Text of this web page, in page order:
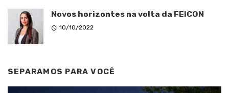
Novos horizontes na volta da FEICON
10/10/2022
SEPARAMOS PARA VOCÊ